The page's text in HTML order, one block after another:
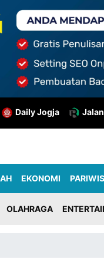
Daily Jogja
EKONOMI
OLAHRAGA